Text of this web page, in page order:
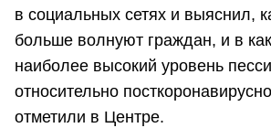
в социальных сетях и выяснил,
больше волнуют граждан, и в
наиболее высокий уровень
относительно
отметили в Центре.